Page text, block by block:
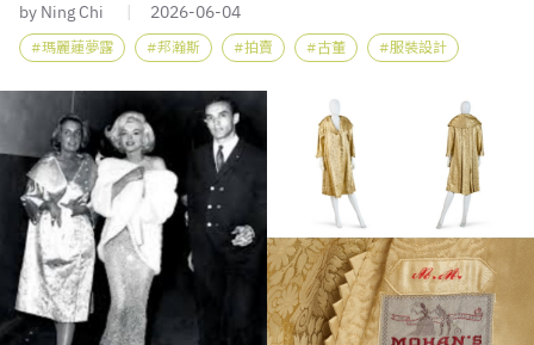
by Ning Chi 2026-06-04
瑪麗蓮夢露 邦瀚斯 拍賣 古董 服裝設計